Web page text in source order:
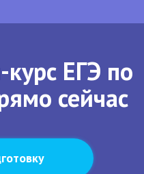
ЕГЭ по
сейчас